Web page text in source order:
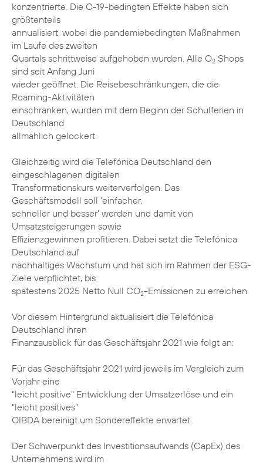
konzentrierte. Die C-19-bedingten Effekte haben sich
größtenteils
annualisiert, wobei die pandemiebedingten Maßnahmen
im Laufe des zweiten
Quartals schrittweise aufgehoben wurden. Alle O2 Shops
sind seit Anfang Juni
wieder geöffnet. Die Reisebeschränkungen, die die
Roaming-Aktivitäten
einschränken, wurden mit dem Beginn der Schulferien in
Deutschland
allmählich gelockert.
Gleichzeitig wird die Telefónica Deutschland den
eingeschlagenen digitalen
Transformationskurs weiterverfolgen. Das
Geschäftsmodell soll 'einfacher,
schneller und besser' werden und damit von
Umsatzsteigerungen sowie
Effizienzgewinnen profitieren. Dabei setzt die Telefónica
Deutschland auf
nachhaltiges Wachstum und hat sich im Rahmen der ESG-
Ziele verpflichtet, bis
spätestens 2025 Netto Null CO2-Emissionen zu erreichen.
Vor diesem Hintergrund aktualisiert die Telefónica
Deutschland ihren
Finanzausblick für das Geschäftsjahr 2021 wie folgt an:
Für das Geschäftsjahr 2021 wird jeweils im Vergleich zum
Vorjahr eine
"leicht positive" Entwicklung der Umsatzerlöse und ein
"leicht positives"
OIBDA bereinigt um Sondereffekte erwartet.
Der Schwerpunkt des Investitionsaufwands (CapEx) des
Unternehmens wird im